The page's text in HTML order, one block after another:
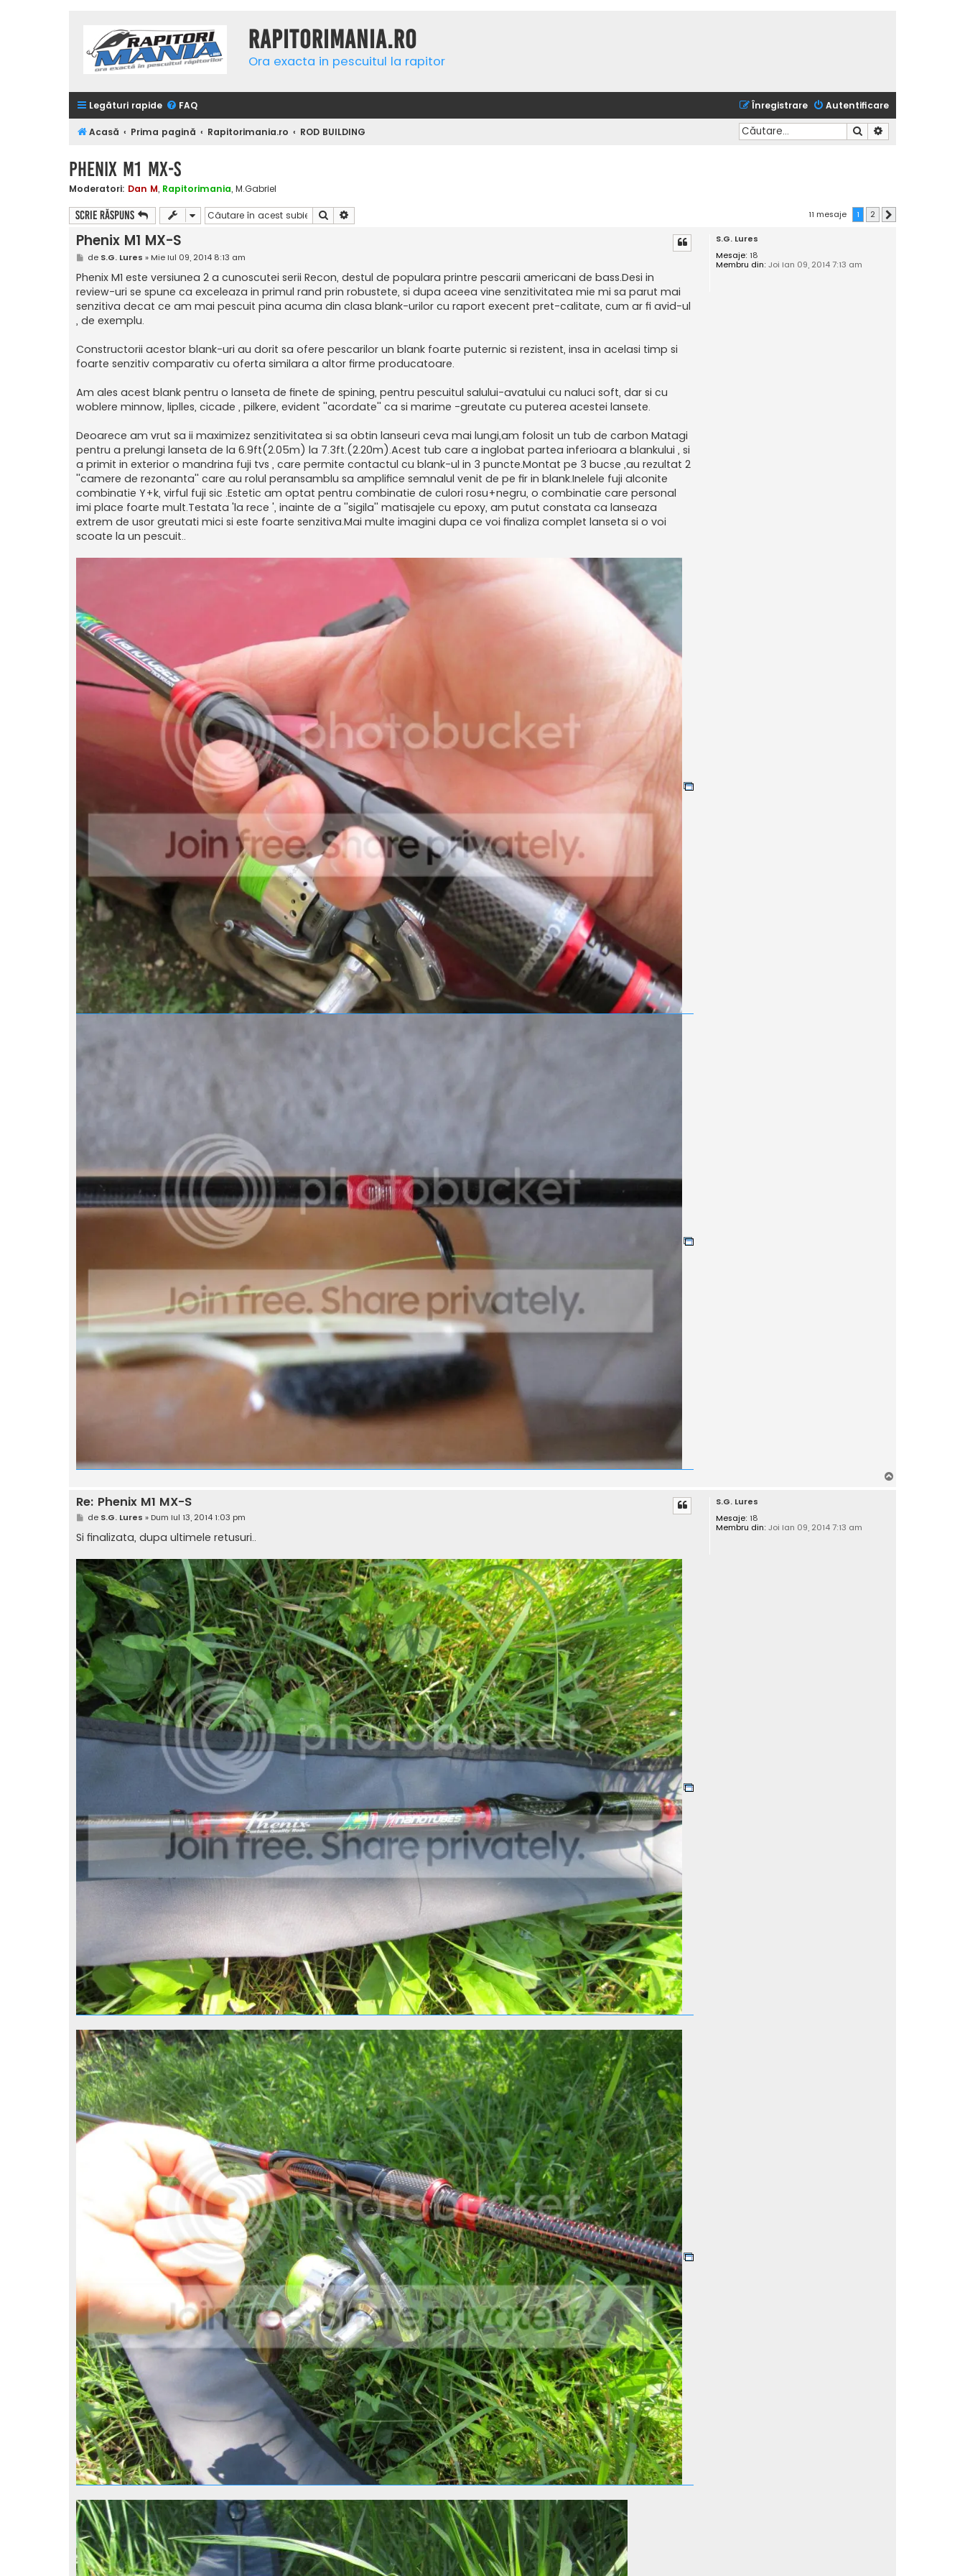
Rapitorimania.ro
Ora exacta in pescuitul la rapitor
Legături rapide FAQ Autentificare
Înregistrare
Acasă Prima pagină Rapitorimania.ro ROD BUILDING Căutare
Phenix M1 MX-S
Moderatori: Dan M, Rapitorimania, M.Gabriel
Scrie răspuns Căutare 11 mesaje 1 2
S.G. Lures
Mesaje: 18
Membru din: Joi Ian 09, 2014 7:13 am
Phenix M1 MX-S
M
s
a
j
de S.G. Lures » Mie Iul 09, 2014 8:13 am
Phenix M1 este versiunea 2 a cunoscutei serii Recon, destul de populara printre pescarii americani de bass.Desi in
review-uri se spune ca exceleaza in primul rand prin robustete, si dupa aceea vine senzitivitatea mie mi sa parut mai
senzitiva decat ce am mai pescuit pina acuma din clasa blank-urilor cu raport execent pret-calitate, cum ar fi avid-ul
, de exemplu.
Constructorii acestor blank-uri au dorit sa ofere pescarilor un blank foarte puternic si rezistent, insa in acelasi timp si
foarte senzitiv comparativ cu oferta similara a altor firme producatoare.
Am ales acest blank pentru o lanseta de finete de spining, pentru pescuitul salului-avatului cu naluci soft, dar si cu
woblere minnow, liplles, cicade , pilkere, evident ''acordate'' ca si marime -greutate cu puterea acestei lansete.
Deoarece am vrut sa ii maximizez senzitivitatea si sa obtin lanseuri ceva mai lungi,am folosit un tub de carbon Matagi
pentru a prelungi lanseta de la 6.9ft(2.05m) la 7.3ft.(2.20m).Acest tub care a inglobat partea inferioara a blankului , si
a primit in exterior o mandrina fuji tvs , care permite contactul cu blank-ul in 3 puncte.Montat pe 3 bucse ,au rezultat 2
''camere de rezonanta'' care au rolul peransamblu sa amplifice semnalul venit de pe fir in blank.Inelele fuji alconite
combinatie Y+k, virful fuji sic .Estetic am optat pentru combinatie de culori rosu+negru, o combinatie care personal
imi place foarte mult.Testata 'la rece ', inainte de a ''sigila'' matisajele cu epoxy, am putut constata ca lanseaza
extrem de usor greutati mici si este foarte senzitiva.Mai multe imagini dupa ce voi finaliza complet lanseta si o voi
scoate la un pescuit..
S.G. Lures
Mesaje: 18
Membru din: Joi Ian 09, 2014 7:13 am
Re: Phenix M1 MX-S
M
s
a
de S.G. Lures » Dum Iul 13, 2014 1:03 pm
Si finalizata, dupa ultimele retusuri..